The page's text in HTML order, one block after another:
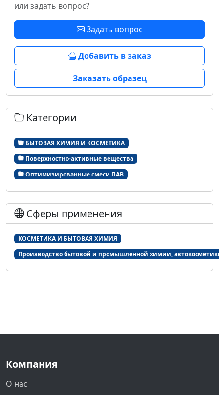
или задать вопрос?
Задать вопрос
Добавить в заказ
Заказать образец
Категории
БЫТОВАЯ ХИМИЯ И КОСМЕТИКА
Поверхностно-активные вещества
Оптимизированные смеси ПАВ
Сферы применения
КОСМЕТИКА И БЫТОВАЯ ХИМИЯ
Производство бытовой и промышленной химии,
Компания
О нас